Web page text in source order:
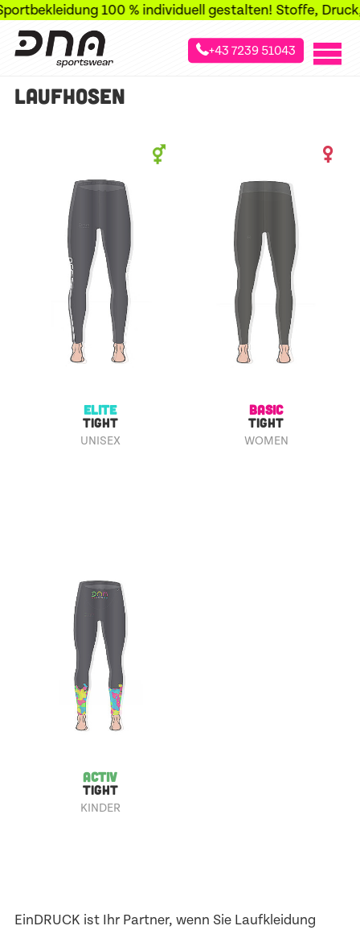
100 % individuell gestalten! Stoffe, Druck,
+43 7239 51043
»
LAUFHOSEN
ELITE
TIGHT
UNISEX
BASIC
TIGHT
WOMEN
ACTIV
TIGHT
KINDER
EinDRUCK ist Ihr Partner, wenn Sie Laufkleidung